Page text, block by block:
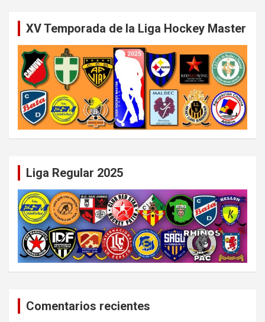
XV Temporada de la Liga Hockey Master
Liga Regular 2025
Comentarios recientes